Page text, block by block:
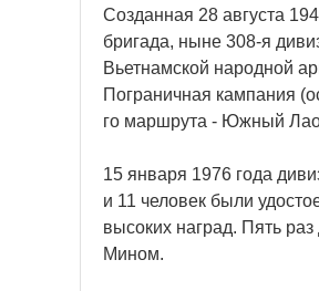
Созданная 28 августа
бригада, ныне 308-я
Вьетнамской народной
Пограничная кампания
го маршрута - Южный
15 января 1976 года
и 11 человек были
высоких наград. Пять
Мином.